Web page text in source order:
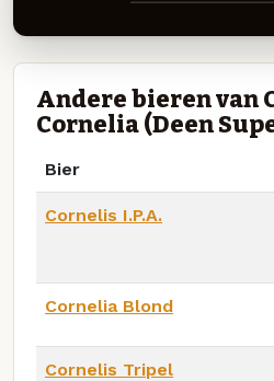
Andere bieren van
Cornelia (Deen
Bier
Cornelis I.P.A.
Cornelia Blond
Cornelis Tripel